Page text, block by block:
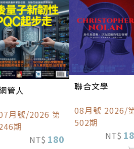
管人
月號/2026 第
期
NT$ 180
聯合文學
08月號 2026/
502期
NT$